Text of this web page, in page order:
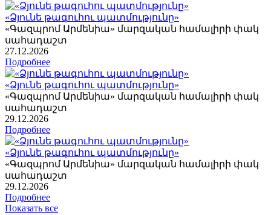
«Ձյունե թագուհու պատմությունը»
«Գազպրոմ Արմենիա» մարզական համալիրի փակ
սահադաշտ
27.12.2026
Подробнее
«Ձյունե թագուհու պատմությունը»
«Գազպրոմ Արմենիա» մարզական համալիրի փակ
սահադաշտ
29.12.2026
Подробнее
«Ձյունե թագուհու պատմությունը»
«Գազպրոմ Արմենիա» մարզական համալիրի փակ
սահադաշտ
29.12.2026
Подробнее
Показать все